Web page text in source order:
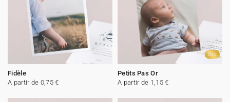
Fidèle
A partir de 0,75 €
Oro
Petits Pas Or
A partir de 1,15 €